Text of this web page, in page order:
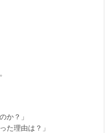
か？」
た理由は？」